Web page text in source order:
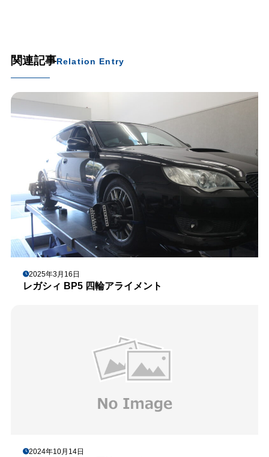
関連記事Relation Entry
2025年3月16日
レガシィ BP5 四輪アライメント
2024年10月14日